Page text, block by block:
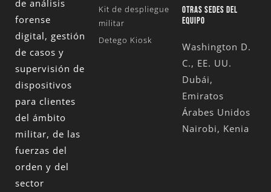
de análisis
forense
digital, gestión
de casos y
supervisión de
dispositivos
para clientes
del ámbito
militar, de las
fuerzas del
orden y del
sector
Kit de despliegue
militar
Detego Kiosk
OTRAS SEDES DEL
EQUIPO
Washington D.
C., EE. UU.
Dubái,
Emiratos
Árabes Unidos
Nairobi, Kenia